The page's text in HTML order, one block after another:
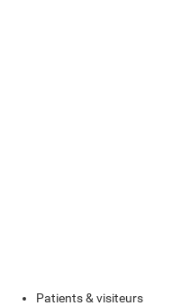
Patients & visiteurs